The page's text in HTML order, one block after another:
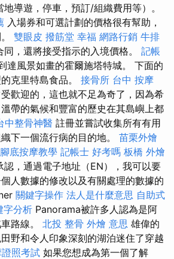
地導遊，停車，預訂/組織費用等）。
入場券和可選計劃的價格很有幫助，
雙眼皮 撥筋堂 幸福 網路行銷 牛排
，還將接受指示的入境價格。 記帳
達風景如畫的霍爾施塔特城。 下面的
克里特島食品。 接骨所 台中 按摩
歡迎的，這也就不足為奇了，因為希
帶的氣候和豐富的歷史在其島嶼上都
中整骨神醫 註冊並嘗試收集所有有用
下一個流行病的目的地。 苗栗外燴
腳底按摩教學 記帳士 好考嗎 板橋 外燴
認，通過電子地址（EN），我可以要
人數據的修改以及有關處理的數據的
關鍵字操作 法人是什麼意思 自助式
字分析 Panorama被許多人認為是阿
路線。 北投 整骨 外燴 意思 雄偉的
野和令人印象深刻的湖泊迷住了穿越
照考試 如果您想成為第一個了解